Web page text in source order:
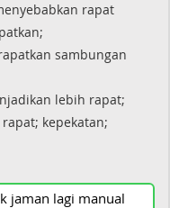
rapat
sambungan
lebih rapat;
kepekatan;
jaman lagi manual